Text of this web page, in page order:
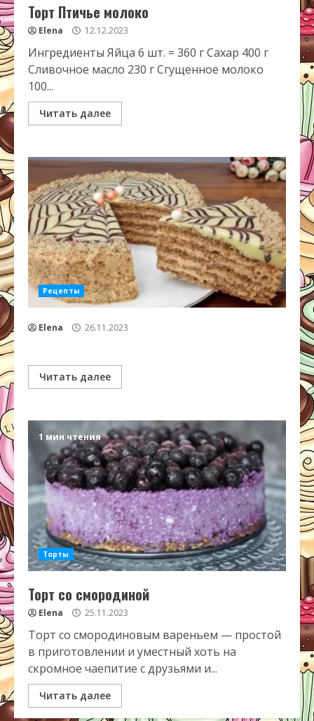
Торт Птичье молоко
Elena 12.12.2023
Ингредиенты Яйца 6 шт. = 360 г Сахар 400 г
Сливочное масло 230 г Сгущенное молоко
100...
Читать далее
Рецепты
Elena 26.11.2023
Читать далее
1 мин чтения
Торты
Торт со смородиной
Elena 25.11.2023
Торт со смородиновым вареньем — простой
в приготовлении и уместный хоть на
скромное чаепитие с друзьями и...
Читать далее